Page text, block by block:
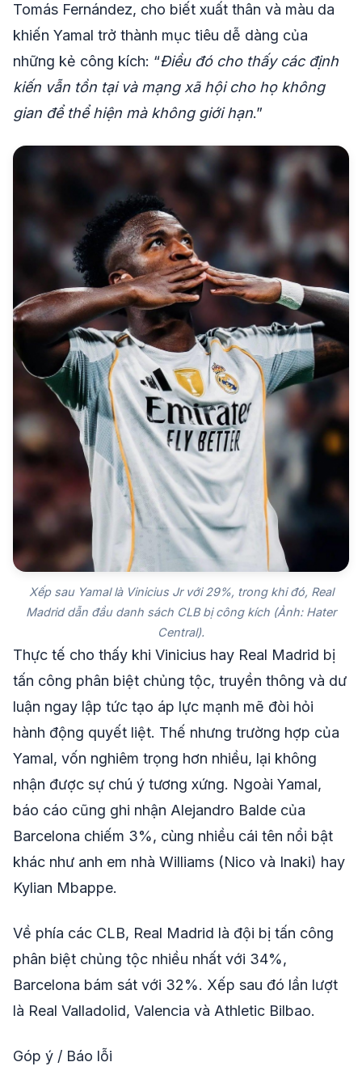
Tomás Fernández, cho biết xuất thân và màu da
khiến Yamal trở thành mục tiêu dễ dàng của
những kẻ công kích: “Điều đó cho thấy các định
kiến vẫn tồn tại và mạng xã hội cho họ không
gian để thể hiện mà không giới hạn.”
Xếp sau Yamal là Vinicius Jr với 29%, trong khi đó, Real
Madrid dẫn đầu danh sách CLB bị công kích (Ảnh: Hater
Central).
Thực tế cho thấy khi Vinicius hay Real Madrid bị
tấn công phân biệt chủng tộc, truyền thông và dư
luận ngay lập tức tạo áp lực mạnh mẽ đòi hỏi
hành động quyết liệt. Thế nhưng trường hợp của
Yamal, vốn nghiêm trọng hơn nhiều, lại không
nhận được sự chú ý tương xứng. Ngoài Yamal,
báo cáo cũng ghi nhận Alejandro Balde của
Barcelona chiếm 3%, cùng nhiều cái tên nổi bật
khác như anh em nhà Williams (Nico và Inaki) hay
Kylian Mbappe.
Về phía các CLB, Real Madrid là đội bị tấn công
phân biệt chủng tộc nhiều nhất với 34%,
Barcelona bám sát với 32%. Xếp sau đó lần lượt
là Real Valladolid, Valencia và Athletic Bilbao.
Góp ý / Báo lỗi